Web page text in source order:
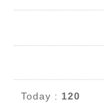
Today : 120